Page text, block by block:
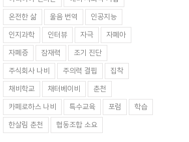
온전한 삶 울음 번역 인공지능
인지과학 인터뷰 자극 자폐아
자폐증 잠재력 조기 진단
주식회사 나비 주의력 결핍 집착
채비학교 채터베이비 춘천
카페로하스 나비 특수교육 포럼 학습
한살림 춘천 협동조합 소요